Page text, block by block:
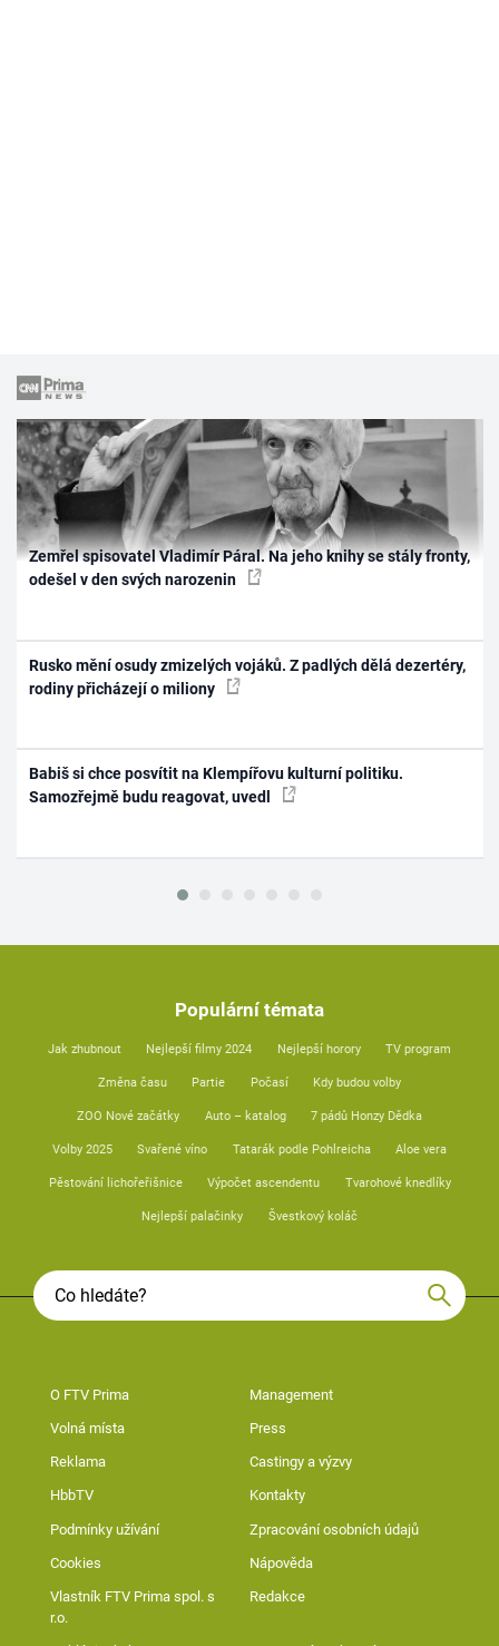
Zemřel spisovatel Vladimír Páral. Na jeho knihy se stály fronty,
odešel v den svých narozenin
Rusko mění osudy zmizelých vojáků. Z padlých dělá dezertéry,
rodiny přicházejí o miliony
Babiš si chce posvítit na Klempířovu kulturní politiku.
Samozřejmě budu reagovat, uvedl
Populární témata
Jak zhubnout Nejlepší filmy 2024 Nejlepší horory TV program
Změna času Partie Počasí Kdy budou volby
ZOO Nové začátky Auto – katalog 7 pádů Honzy Dědka
Volby 2025 Svařené víno Tatarák podle Pohlreicha Aloe vera
Pěstování lichořeřišnice Výpočet ascendentu Tvarohové knedlíky
Nejlepší palačinky Švestkový koláč
O FTV Prima Management
Volná místa Press
Reklama Castingy a výzvy
HbbTV Kontakty
Podmínky užívání Zpracování osobních údajů
Cookies Nápověda
Vlastník FTV Prima spol. s
r.o.
Redakce